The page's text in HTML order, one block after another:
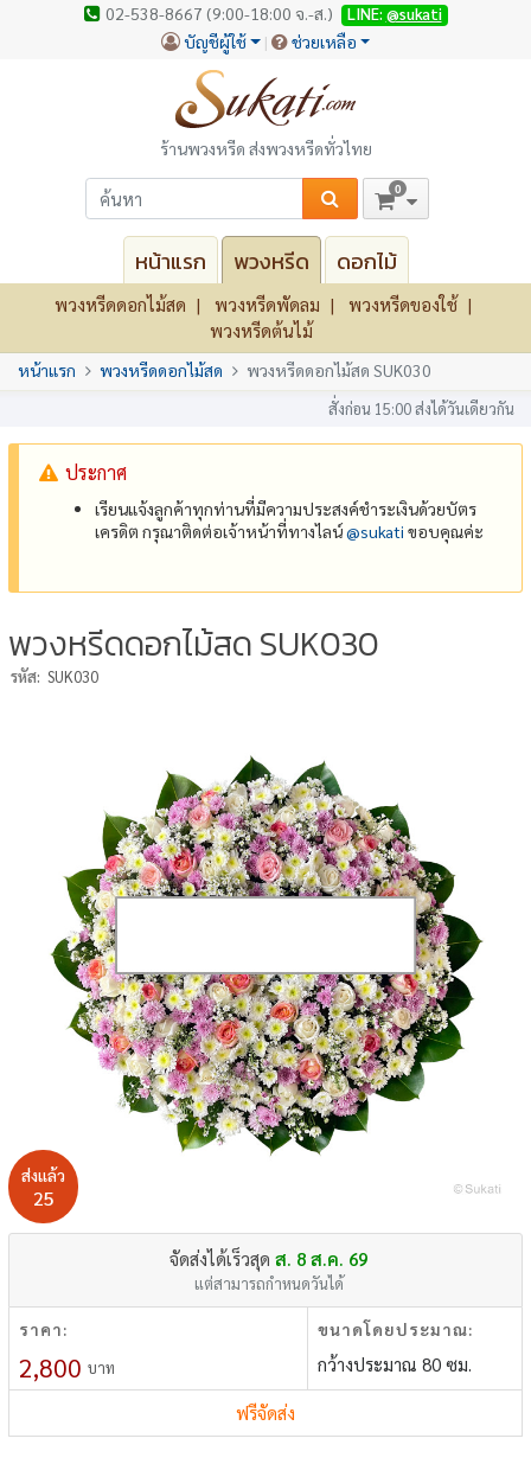
02-538-8667 (9:00-18:00 จ.-ส.) LINE: @sukati
บัญชีผู้ใช้ ช่วยเหลือ
ร้านพวงหรีด ส่งพวงหรีดทั่วไทย
0
หน้าแรก พวงหรีด ดอกไม้
พวงหรีดดอกไม้สด พวงหรีดพัดลม
พวงหรีดของใช้
พวงหรีดต้นไม้
หน้าแรก พวงหรีดดอกไม้สด พวงหรีดดอกไม้สด SUK030
สั่งก่อน 15:00 ส่งได้วันเดียวกัน
ประกาศ
เรียนแจ้งลูกค้าทุกท่านที่มีความประสงค์ชำระเงินด้วยบัตร
เครดิต กรุณาติดต่อเจ้าหน้าที่ทางไลน์@‌sukati ขอบคุณค่ะ
พวงหรีดดอกไม้สด SUK030
รหัส: SUK030
ส่งแล้ว
25
จัดส่งได้เร็วสุด ส. 8 ส.ค. 69
แต่สามารถกำหนดวันได้
ราคา:
2,800 บาท
ขนาดโดยประมาณ:
กว้างประมาณ 80 ซม.
ฟรีจัดส่ง